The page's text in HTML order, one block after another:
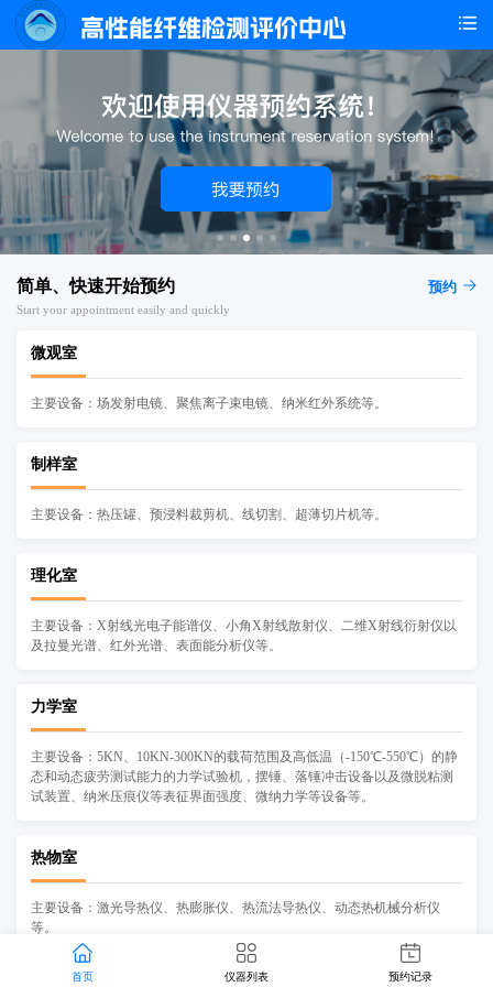
简单、快速开始预约 预约
Start your appointment easily and quickly
微观室
主要设备：场发射电镜、聚焦离子束电镜、纳米红外系统等。
制样室
主要设备：热压罐、预浸料裁剪机、线切割、超薄切片机等。
理化室
主要设备：X射线光电子能谱仪、小角X射线散射仪、二维X射线衍射仪以
及拉曼光谱、红外光谱、表面能分析仪等。
力学室
主要设备：5KN、10KN-300KN的载荷范围及高低温（-150℃-550℃）的静
态和动态疲劳测试能力的力学试验机，摆锤、落锤冲击设备以及微脱粘测
试装置、纳米压痕仪等表征界面强度、微纳力学等设备等。
热物室
主要设备：激光导热仪、热膨胀仪、热流法导热仪、动态热机械分析仪
等。
首页 仪器列表 预约记录